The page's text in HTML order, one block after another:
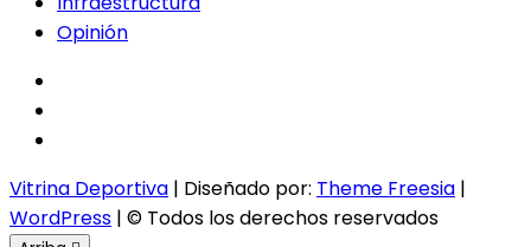
Opinión
Vitrina Deportiva | Diseñado por: Theme Freesia |
WordPress | © Todos los derechos reservados